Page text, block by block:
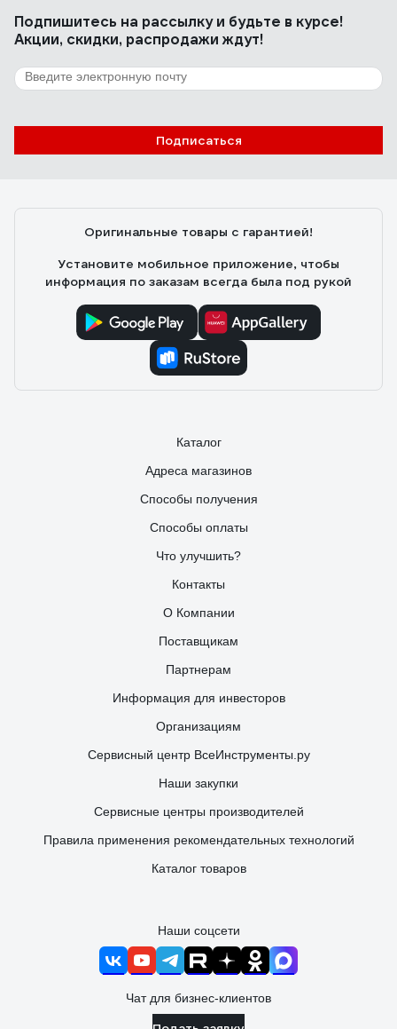
Подпишитесь на рассылкуи будьте в курсе!
Акции, скидки, распродажи ждут!
Подписаться
Оригинальные товары с гарантией!
Установите мобильное приложение, чтобы
информация по заказам всегда была под рукой
Каталог
Адреса магазинов
Способы получения
Способы оплаты
Что улучшить?
Контакты
О Компании
Поставщикам
Партнерам
Информация для инвесторов
Организациям
Сервисный центр ВсеИнструменты.ру
Наши закупки
Сервисные центры производителей
Правила применения рекомендательных технологий
Каталог товаров
Наши соцсети
Чат для бизнес-клиентов